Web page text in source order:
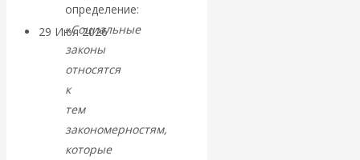
29 Июл 2026Мировая
финансовая олигархия
Валентин
Катасонов.
определение:
«Социальные
законы
относятся
к
тем
закономерностям,
которые